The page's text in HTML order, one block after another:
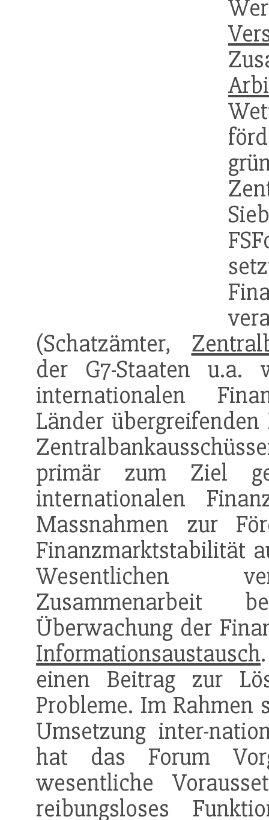
(Schatzämter,
der G7-Staaten u.a.
internationalen
Länder
primär zum Ziel
internationalen
Massnahmen zur
Finanzmarktstabilität
Wesentlichen
Überwachung der
Informationsaustausch
einen Beitrag zur
Probleme. Im Rahmen
Umsetzung inter-
hat das Forum
wesentliche
reibungsloses